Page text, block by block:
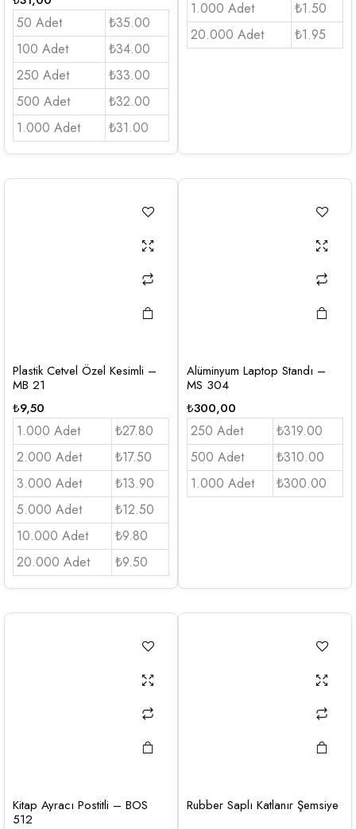
50 Adet
₺35.00
100 Adet
₺34.00
250 Adet
₺33.00
500 Adet
₺32.00
1.000 Adet
₺31.00
1.000 Adet
₺1.50
20.000 Adet
₺1.95
Plastik Cetvel Özel Kesimli –
MB 21
₺9,50
1.000 Adet
₺27.80
2.000 Adet
₺17.50
3.000 Adet
₺13.90
5.000 Adet
₺12.50
10.000 Adet
₺9.80
20.000 Adet
₺9.50
Alüminyum Laptop Standı –
MS 304
₺300,00
250 Adet
₺319.00
500 Adet
₺310.00
1.000 Adet
₺300.00
Kitap Ayracı Postitli – BOS
512
Rubber Saplı Katlanır Şemsiye